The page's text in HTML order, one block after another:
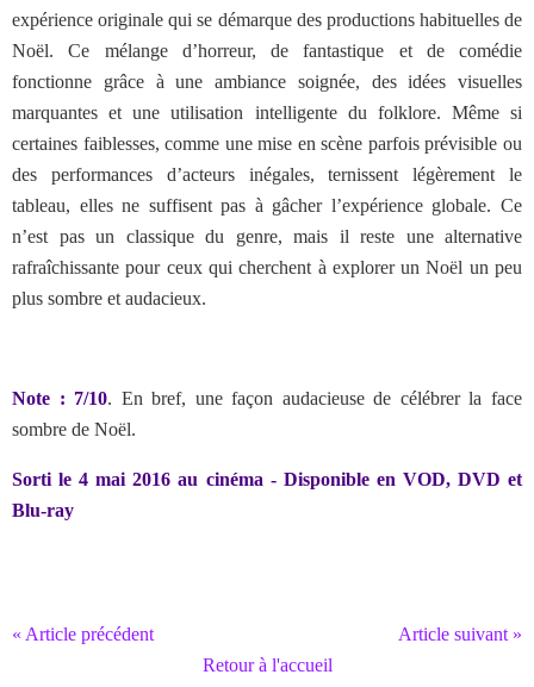
expérience originale qui se démarque des productions habituelles de
Noël. Ce mélange d’horreur, de fantastique et de comédie
fonctionne grâce à une ambiance soignée, des idées visuelles
marquantes et une utilisation intelligente du folklore. Même si
certaines faiblesses, comme une mise en scène parfois prévisible ou
des performances d’acteurs inégales, ternissent légèrement le
tableau, elles ne suffisent pas à gâcher l’expérience globale. Ce
n’est pas un classique du genre, mais il reste une alternative
rafraîchissante pour ceux qui cherchent à explorer un Noël un peu
plus sombre et audacieux.
Note : 7/10. En bref, une façon audacieuse de célébrer la face
sombre de Noël.
Sorti le 4 mai 2016 au cinéma - Disponible en VOD, DVD et
Blu-ray
« Article précédent
Article suivant »
Retour à l'accueil